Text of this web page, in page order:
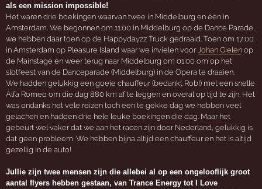
als een mission impossible!
Het waren drie boekingen waarvan twee in Middelburg en één in
Amsterdam. We begonnen om 11:00 in Middelburg op de Dance Parade,
we hebben daar toen op de Happydayzz Truck gedraaid. Toen om 17:00
in Amsterdam op Pleasure Island waar we invielen voorJohan Gielen op
de Mainstage en weer terug naar Middelburg om 01:00 om op het
slotfeest van de Danceparade (Middelburg) in de Opera te draaien.
We hadden gelukkig een goeie chauffeur (bedankt Rob!) met een snelle
Alfa Romeo om die dag 880 km af te leggen en overal op tijd te zijn. Het
was ondanks het vele reizen toch een te gekke dag we hebben veel
gelachen en hadden drie hele leuke boekingen die dag. Maar het
gebeurt wel vaker dat we aan het racen zijn door Nederland, gelukkig is
dat geen probleem. We hebben bijna altijd een chauffeur en het is altijd
gezellig in de auto!
Jullie zijn twee mensen zijn die allebei al op een ongelooflijk groot
aantal flyers hebben gestaan, van Trance Energy tot I Love